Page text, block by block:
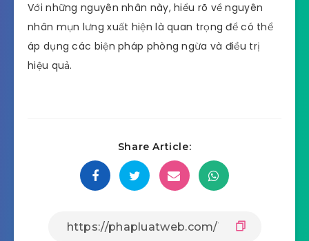
Với những nguyên nhân này, hiểu rõ về nguyên
nhân mụn lưng xuất hiện là quan trọng để có thể
áp dụng các biện pháp phòng ngừa và điều trị
hiệu quả.
Share Article: